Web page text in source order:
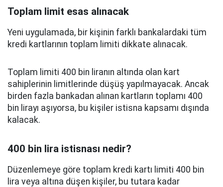
Toplam limit esas alınacak
Yeni uygulamada, bir kişinin farklı bankalardaki tüm
kredi kartlarının toplam limiti dikkate alınacak.
Toplam limiti 400 bin liranın altında olan kart
sahiplerinin limitlerinde düşüş yapılmayacak. Ancak
birden fazla bankadan alınan kartların toplamı 400
bin lirayı aşıyorsa, bu kişiler istisna kapsamı dışında
kalacak.
400 bin lira istisnası nedir?
Düzenlemeye göre toplam kredi kartı limiti 400 bin
lira veya altına düşen kişiler, bu tutara kadar